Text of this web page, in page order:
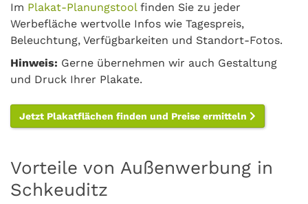
Im Plakat-Planungstoolfinden Sie zu jeder
Werbefläche wertvolle Infos wie Tagespreis,
Beleuchtung, Verfügbarkeiten und Standort-Fotos.
Hinweis: Gerne übernehmen wir auch Gestaltung
und Druck Ihrer Plakate.
Jetzt Plakatflächen finden und Preise ermitteln
Vorteile von Außenwerbung in
Schkeuditz